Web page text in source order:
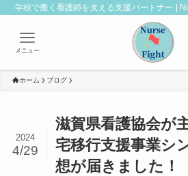
学校で働く看護師を支える支援パートナー |
メニュー
ホーム ブログ
滋賀県看護協会が
宅移行支援事業シ
想が届きました！
2024
4/29